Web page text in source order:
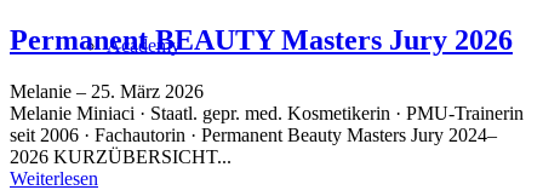
Academy
Permanent BEAUTY Masters Jury 2026
Melanie – 25. März 2026
Melanie Miniaci · Staatl. gepr. med. Kosmetikerin · PMU-Trainerin
seit 2006 · Fachautorin · Permanent Beauty Masters Jury 2024–
2026 KURZÜBERSICHT...
Weiterlesen